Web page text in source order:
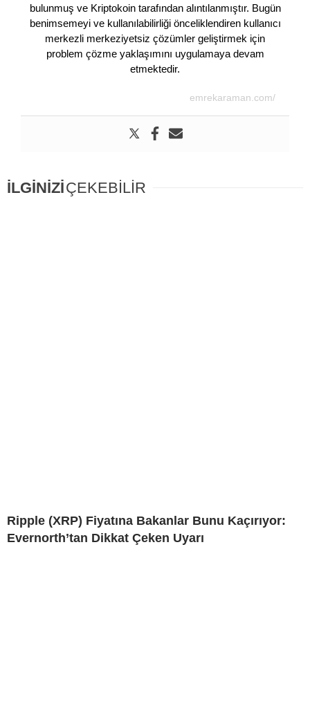
bulunmuş ve Kriptokoin tarafından alıntılanmıştır. Bugün
benimsemeyi ve kullanılabilirliği önceliklendiren kullanıcı
merkezli merkeziyetsiz çözümler geliştirmek için
problem çözme yaklaşımını uygulamaya devam
etmektedir.
emrekaraman.com/
İLGİNİZİÇEKEBİLİR
Ripple (XRP) Fiyatına Bakanlar Bunu Kaçırıyor:
Evernorth’tan Dikkat Çeken Uyarı